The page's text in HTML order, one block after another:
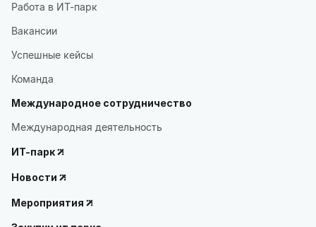
Работа в ИТ-парк
Вакансии
Успешные кейсы
Команда
Международное сотрудничество
Международная деятельность
ИТ-парк
Новости
Мероприятия